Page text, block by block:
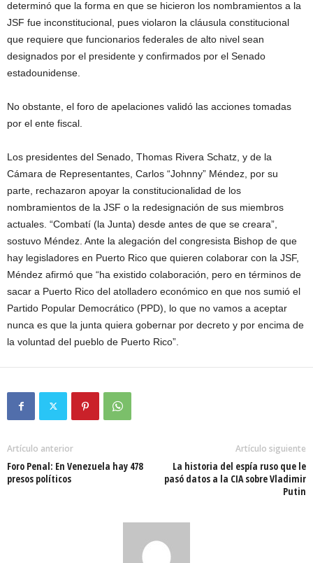
determinó que la forma en que se hicieron los nombramientos a la
JSF fue inconstitucional, pues violaron la cláusula constitucional
que requiere que funcionarios federales de alto nivel sean
designados por el presidente y confirmados por el Senado
estadounidense.
No obstante, el foro de apelaciones validó las acciones tomadas
por el ente fiscal.
Los presidentes del Senado, Thomas Rivera Schatz, y de la
Cámara de Representantes, Carlos “Johnny” Méndez, por su
parte, rechazaron apoyar la constitucionalidad de los
nombramientos de la JSF o la redesignación de sus miembros
actuales. “Combatí (la Junta) desde antes de que se creara”,
sostuvo Méndez. Ante la alegación del congresista Bishop de que
hay legisladores en Puerto Rico que quieren colaborar con la JSF,
Méndez afirmó que “ha existido colaboración, pero en términos de
sacar a Puerto Rico del atolladero económico en que nos sumió el
Partido Popular Democrático (PPD), lo que no vamos a aceptar
nunca es que la junta quiera gobernar por decreto y por encima de
la voluntad del pueblo de Puerto Rico”.
Artículo anterior
Foro Penal: En Venezuela hay 478
presos políticos
Artículo siguiente
La historia del espía ruso que le
pasó datos a la CIA sobre Vladimir
Putin